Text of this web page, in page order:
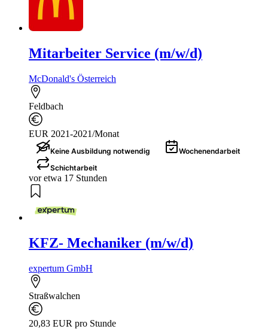
Mitarbeiter Service (m/w/d)
McDonald's Österreich
Feldbach
EUR 2021-2021/Monat
Keine Ausbildung notwendig
Wochenendarbeit
Schichtarbeit
vor etwa 17 Stunden
KFZ- Mechaniker (m/w/d)
expertum GmbH
Straßwalchen
20,83 EUR pro Stunde